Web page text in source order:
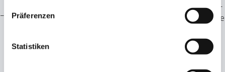
Präferenzen
Statistiken
_pk_id#
coburg.de
HTTP-
Cookie